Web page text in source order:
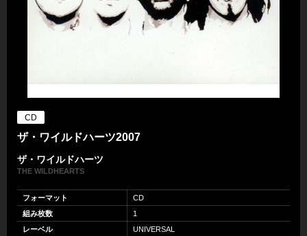
CD
ザ・ワイルドハーツ2007
ザ・ワイルドハーツ
THE WILDHEARTS
フォーマット
CD
組み枚数
1
レーベル
UNIVERSAL